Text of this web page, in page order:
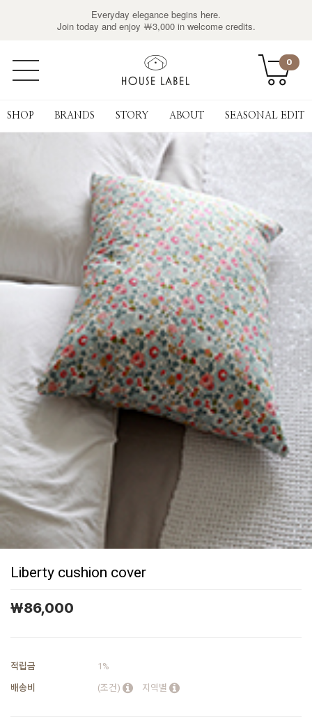
Everyday elegance begins here.
Join today and enjoy ￦3,000 in welcome credits.
0
SHOP BRANDS STORY ABOUT SEASONAL EDIT
Liberty cushion cover
￦86,000
적립금
1%
배송비
(조건) 지역별